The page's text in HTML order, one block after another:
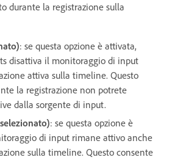
durante la registrazione sulla
: se questa opzione è attivata,
disattiva il monitoraggio di input
attiva sulla timeline. Questo
la registrazione non potrete
dalla sorgente di input.
: se questa opzione è
di input rimane attivo anche
sulla timeline. Questo consente